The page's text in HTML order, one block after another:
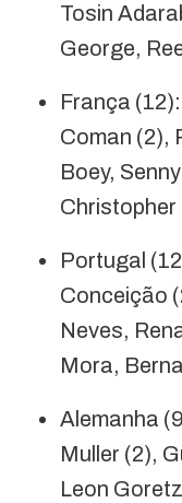
Tosin
George,
França
Coman (2),
Boey,
Christopher
Portugal
Conceição
Neves,
Mora,
Alemanha
Muller (2),
Leon